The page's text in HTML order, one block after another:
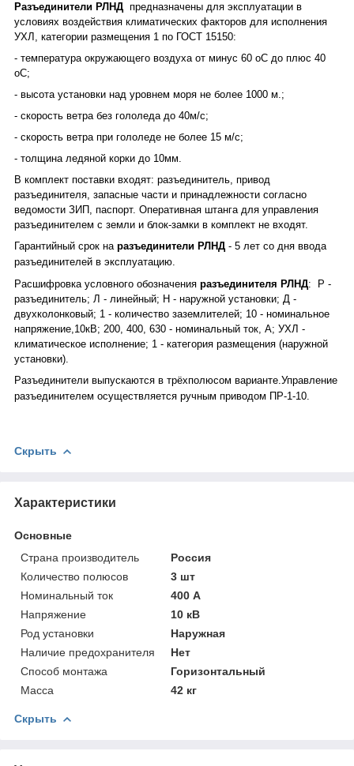
Разъединители РЛНД предназначены для эксплуатации в
условиях воздействия климатических факторов для исполнения
УХЛ, категории размещения 1 по ГОСТ 15150:
- температура окружающего воздуха от минус 60 оС до плюс 40
оС;
- высота установки над уровнем моря не более 1000 м.;
- скорость ветра без гололеда до 40м/с;
- скорость ветра при гололеде не более 15 м/с;
- толщина ледяной корки до 10мм.
В комплект поставки входят: разъединитель, привод
разъединителя, запасные части и принадлежности согласно
ведомости ЗИП, паспорт. Оперативная штанга для управления
разъединителем с земли и блок-замки в комплект не входят.
Гарантийный срок на разъединители РЛНД - 5 лет со дня ввода
разъединителей в эксплуатацию.
Расшифровка условного обозначения разъединителя РЛНД: Р -
разъединитель; Л - линейный; Н - наружной установки; Д -
двухколонковый; 1 - количество заземлителей; 10 - номинальное
напряжение,10кВ; 200, 400, 630 - номинальный ток, А; УХЛ -
климатическое исполнение; 1 - категория размещения (наружной
установки).
Разъединители выпускаются в трёхполюсом варианте.Управление
разъединителем осуществляется ручным приводом ПР-1-10.
Скрыть
Характеристики
Основные
Страна производитель
Россия
Количество полюсов
3 шт
Номинальный ток
400 А
Напряжение
10 кВ
Род установки
Наружная
Наличие предохранителя
Нет
Способ монтажа
Горизонтальный
Масса
42 кг
Скрыть